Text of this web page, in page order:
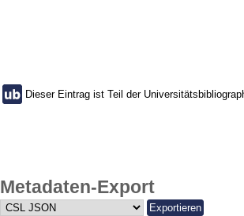
Dieser Eintrag ist Teil der
Metadaten-Export